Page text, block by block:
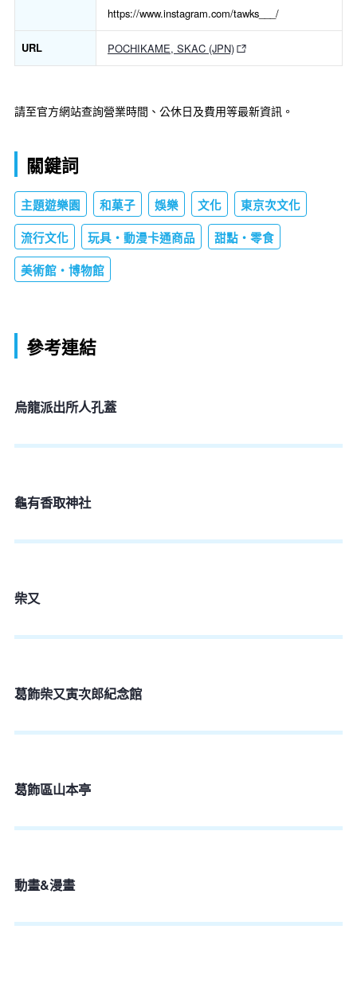
https://www.instagram.com/tawks___/
URL POCHIKAME, SKAC (JPN)
請至官方網站查詢營業時間、公休日及費用等最新資訊。
關鍵詞
主題遊樂園 和菓子 娛樂 文化 東京次文化
流行文化 玩具・動漫卡通商品 甜點・零食
美術館・博物館
參考連結
烏龍派出所人孔蓋
龜有香取神社
柴又
葛飾柴又寅次郎紀念館
葛飾區山本亭
動畫&漫畫